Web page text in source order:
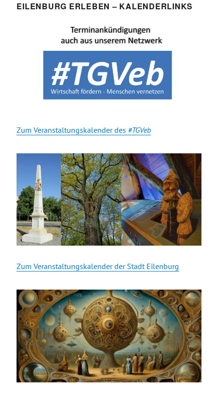
EILENBURG ERLEBEN – KALENDERLINKS
Zum Veranstaltungskalender des #TGVeb
Zum Veranstaltungskalender der Stadt Eilenburg